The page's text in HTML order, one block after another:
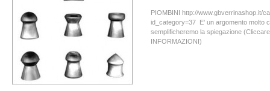
PIOMBINI http://www.gbverrinashop.it/
id_category=37 E' un argomento molto
semplificheremo la spiegazione
INFORMAZIONI)